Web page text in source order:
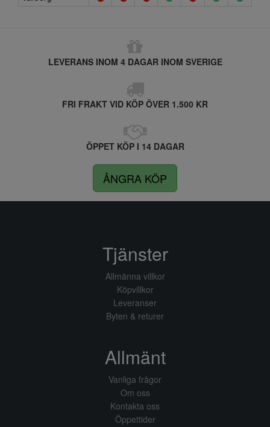
LEVERANS INOM 4 DAGAR INOM SVERIGE
FRI FRAKT VID KÖP ÖVER 1.500 KR
ÖPPET KÖP I 14 DAGAR
ÅNGRA KÖP
Tjänster
Allmänna villkor
Köpvillkor
Leveranser
Byten & returer
Allmänt
Vanliga frågor
Om oss
Kontakta oss
Öppettider